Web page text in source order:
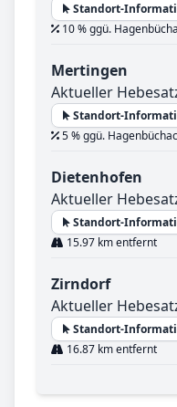
Standort-
10 % ggü.
Mertingen
Aktueller
Standort-
5 % ggü.
Dietenhofen
Aktueller
Standort-
15.97 km entfernt
Zirndorf
Aktueller
Standort-
16.87 km entfernt